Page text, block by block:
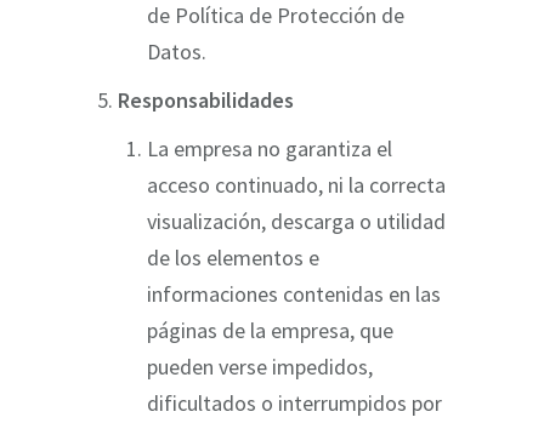
de Política de Protección de
Datos.
Responsabilidades
La empresa no garantiza el
acceso continuado, ni la correcta
visualización, descarga o utilidad
de los elementos e
informaciones contenidas en las
páginas de la empresa, que
pueden verse impedidos,
dificultados o interrumpidos por